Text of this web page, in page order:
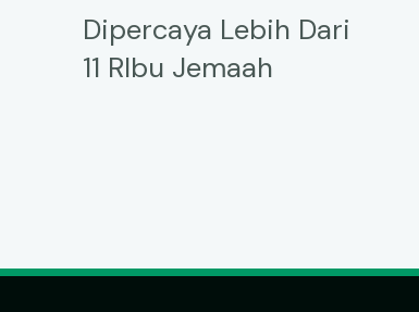
Dipercaya Lebih Dari
11 RIbu Jemaah